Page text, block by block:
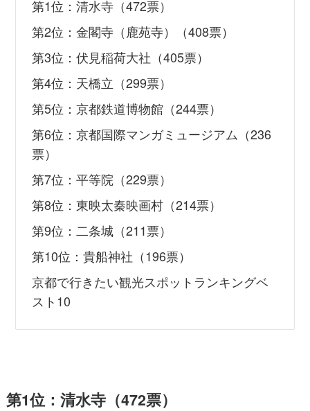
第1位：清水寺（472票）
第2位：金閣寺（鹿苑寺）（408票）
第3位：伏見稲荷大社（405票）
第4位：天橋立（299票）
第5位：京都鉄道博物館（244票）
第6位：京都国際マンガミュージアム（236
票）
第7位：平等院（229票）
第8位：東映太秦映画村（214票）
第9位：二条城（211票）
第10位：貴船神社（196票）
京都で行きたい観光スポットランキングベ
スト10
第1位：清水寺（472票）